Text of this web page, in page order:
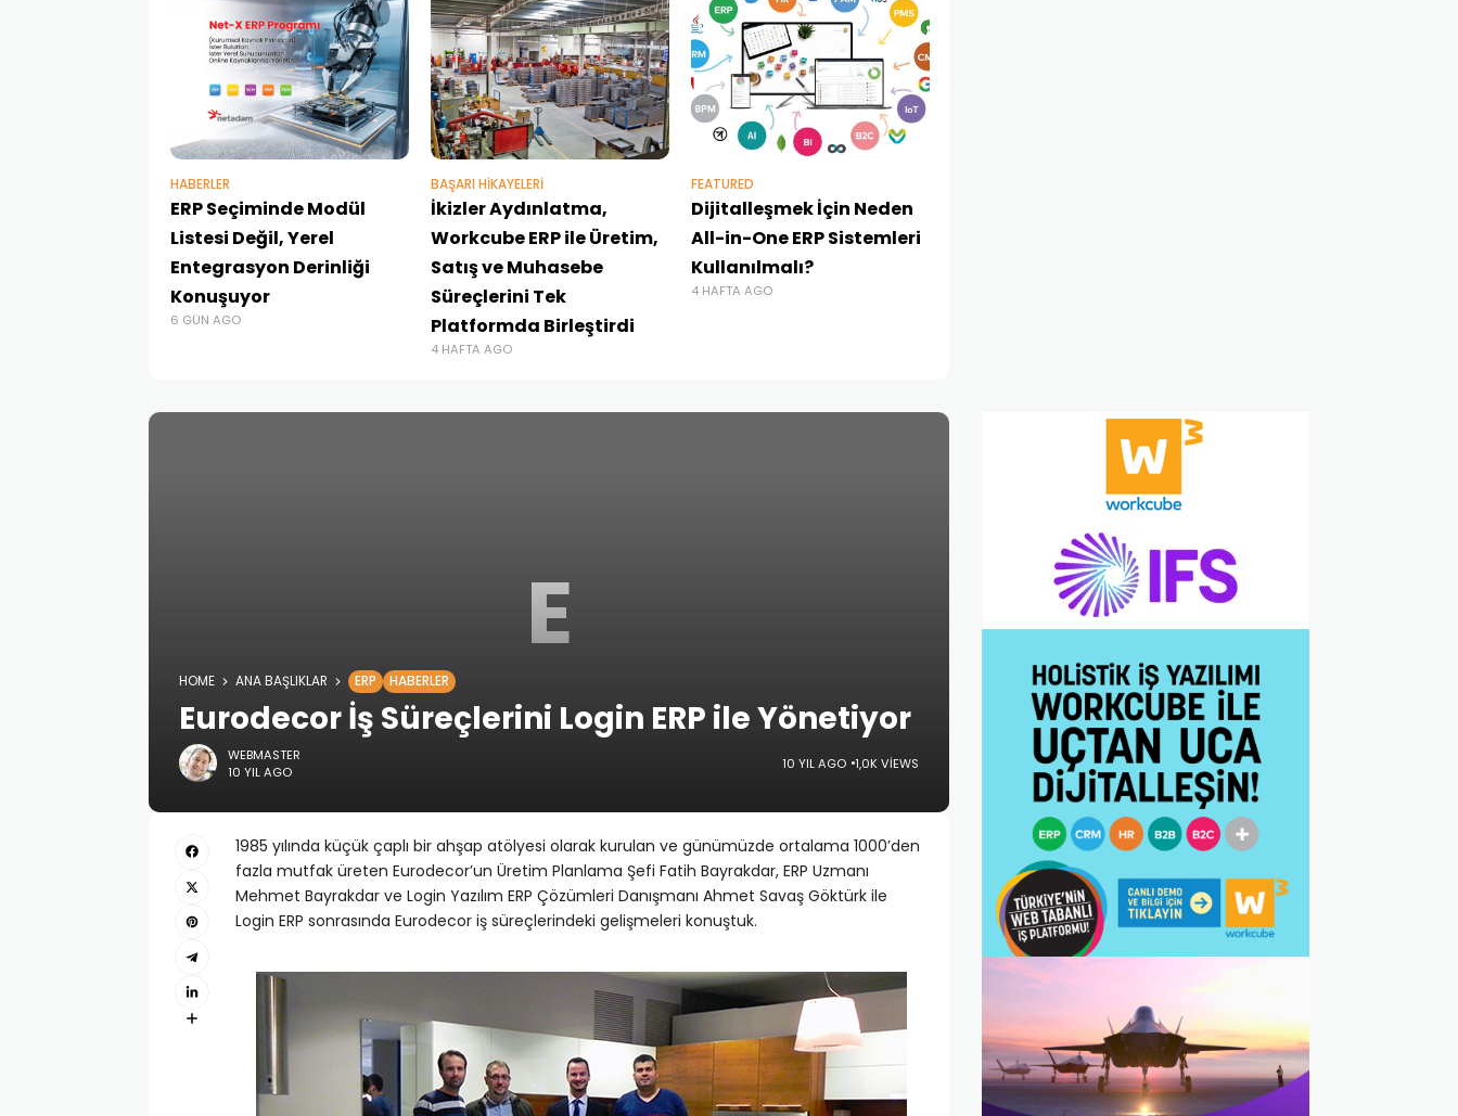
HABERLER
ERP Seçiminde Modül
Listesi Değil, Yerel
Entegrasyon Derinliği
Konuşuyor
6 GÜN AGO
BAŞARI HIKAYELERI
İkizler Aydınlatma,
Workcube ERP ile Üretim,
Satış ve Muhasebe
Süreçlerini Tek
Platformda Birleştirdi
4 HAFTA AGO
FEATURED
Dijitalleşmek İçin Neden
All-in-One ERP Sistemleri
Kullanılmalı?
4 HAFTA AGO
E
HOME ANA BAŞLIKLAR ERP HABERLER
Eurodecor İş Süreçlerini Login ERP ile Yönetiyor
WEBMASTER
10 YIL AGO
10 YIL AGO 1,0K VIEWS
1985 yılında küçük çaplı bir ahşap atölyesi olarak kurulan ve günümüzde ortalama 1000’den
fazla mutfak üreten Eurodecor’un Üretim Planlama Şefi Fatih Bayrakdar, ERP Uzmanı
Mehmet Bayrakdar ve Login Yazılım ERP Çözümleri Danışmanı Ahmet Savaş Göktürk ile
Login ERP sonrasında Eurodecor iş süreçlerindeki gelişmeleri konuştuk.